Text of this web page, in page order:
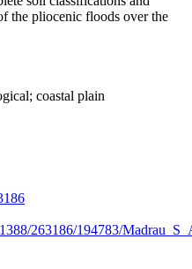
the pliocenic floods over the
coastal plain
263186/194783/